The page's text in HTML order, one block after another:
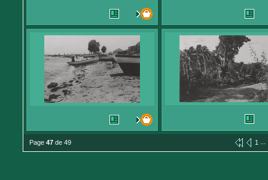
Page 47 de 49 1 ...